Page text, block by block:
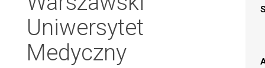
Uniwersytet
Medyczny